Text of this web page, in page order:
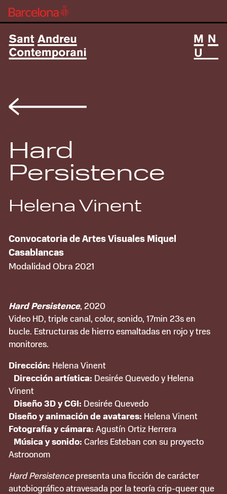
Hard
Persistence
Helena Vinent
Convocatoria de Artes Visuales Miquel
Casablancas
Modalidad Obra 2021
Hard Persistence, 2020
Video HD, triple canal, color, sonido, 17min 23s en
bucle. Estructuras de hierro esmaltadas en rojo y tres
monitores.
Dirección: Helena Vinent
Dirección artística: Desirée Quevedo y Helena
Vinent
Diseño 3D y CGI: Desirée Quevedo
Diseño y animación de avatares: Helena Vinent
Fotografía y cámara: Agustín Ortiz Herrera
Música y sonido: Carles Esteban con su proyecto
Astroonom
Hard Persistencepresenta una ficción de carácter
autobiográfico atravesada por la teoría crip-queer que